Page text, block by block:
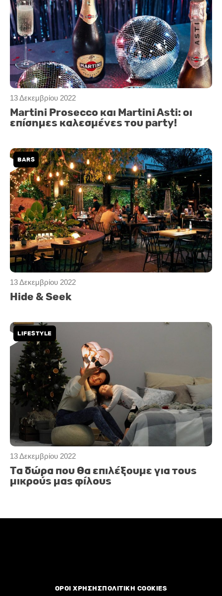
13 Δεκεμβρίου 2022
Martini Prosecco και Martini Asti: οι
επίσημες καλεσμένες του party!
13 Δεκεμβρίου 2022
BARS
Hide & Seek
13 Δεκεμβρίου 2022
LIFESTYLE
Τα δώρα που θα επιλέξουμε για τους
μικρούς μας φίλους
ΟΡΟΙ ΧΡΗΣΗΣΠΟΛΙΤΙΚΗ COOKIES